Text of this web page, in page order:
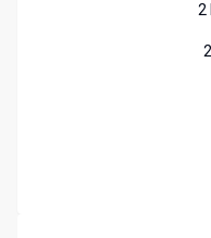
2
2